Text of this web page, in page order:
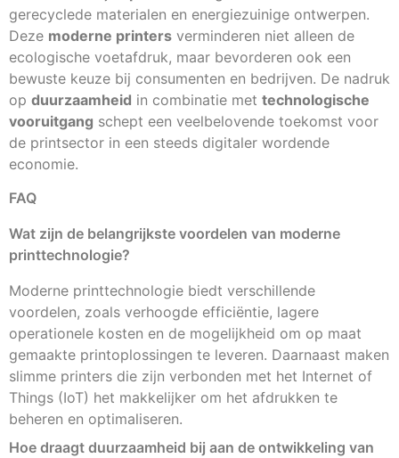
gerecyclede materialen en energiezuinige ontwerpen.
Deze moderne printers verminderen niet alleen de
ecologische voetafdruk, maar bevorderen ook een
bewuste keuze bij consumenten en bedrijven. De nadruk
op duurzaamheid in combinatie met technologische
vooruitgang schept een veelbelovende toekomst voor
de printsector in een steeds digitaler wordende
economie.
FAQ
Wat zijn de belangrijkste voordelen van moderne
printtechnologie?
Moderne printtechnologie biedt verschillende
voordelen, zoals verhoogde efficiëntie, lagere
operationele kosten en de mogelijkheid om op maat
gemaakte printoplossingen te leveren. Daarnaast maken
slimme printers die zijn verbonden met het Internet of
Things (IoT) het makkelijker om het afdrukken te
beheren en optimaliseren.
Hoe draagt duurzaamheid bij aan de ontwikkeling van